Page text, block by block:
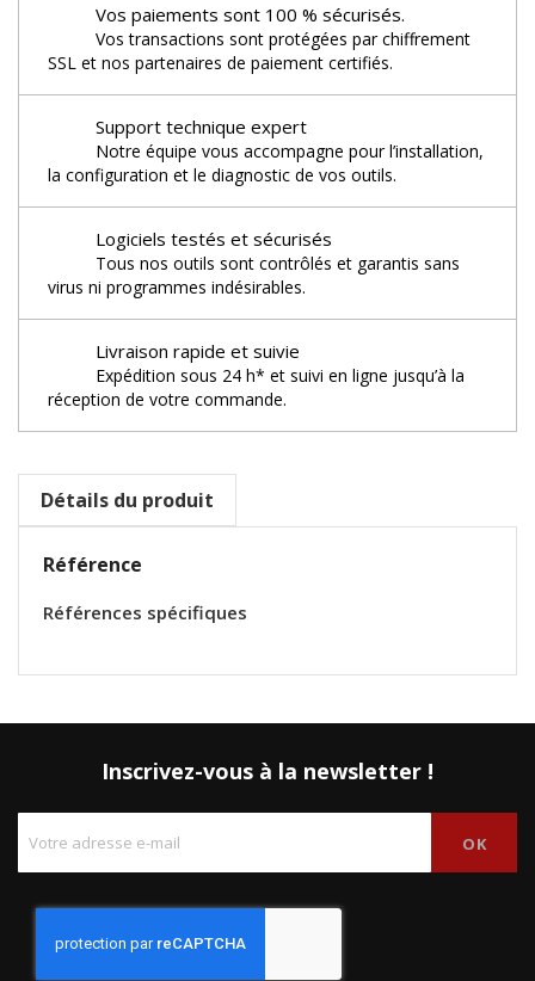
Vos paiements sont 100 % sécurisés.
Vos transactions sont protégées par chiffrement
SSL et nos partenaires de paiement certifiés.
Support technique expert
Notre équipe vous accompagne pour l’installation,
la configuration et le diagnostic de vos outils.
Logiciels testés et sécurisés
Tous nos outils sont contrôlés et garantis sans
virus ni programmes indésirables.
Livraison rapide et suivie
Expédition sous 24 h* et suivi en ligne jusqu’à la
réception de votre commande.
Détails du produit
Référence
Références spécifiques
Inscrivez-vous à la newsletter !